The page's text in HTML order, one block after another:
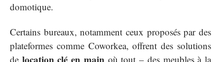
domotique.
Certains bureaux, notamment ceux proposés par des
plateformes comme Coworkea, offrent des solutions
de location clé en main où tout – des meubles à la